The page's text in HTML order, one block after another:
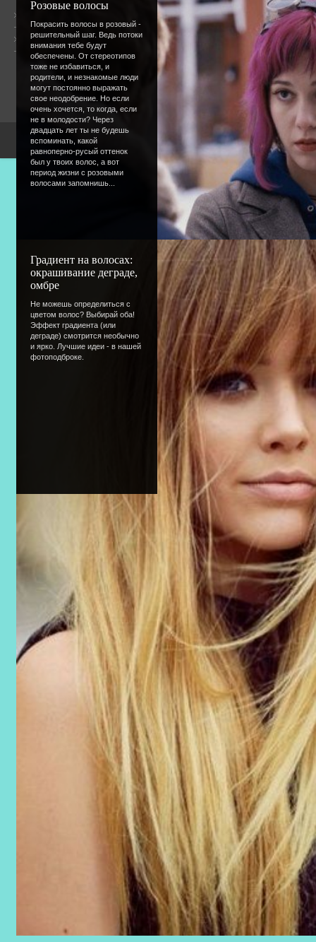
Розовые волосы
Покрасить волосы в розовый -
решительный шаг. Ведь потоки
внимания тебе будут
обеспечены. От стереотипов
тоже не избавиться, и
родители, и незнакомые люди
могут постоянно выражать
свое неодобрение. Но если
очень хочется, то когда, если
не в молодости? Через
двадцать лет ты не будешь
вспоминать, какой
равноперно-русый оттенок
был у твоих волос, а вот
период жизни с розовыми
волосами запомнишь...
Градиент на волосах:
окрашивание деграде,
омбре
Не можешь определиться с
цветом волос? Выбирай оба!
Эффект градиента (или
деграде) смотрится необычно
и ярко. Лучшие идеи - в нашей
фотоподброке.
Форум
6
Пользователей:
shit
Copyright